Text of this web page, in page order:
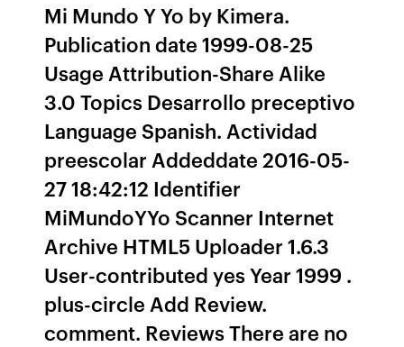
Mi Mundo Y Yo by Kimera.
Publication date 1999-08-25
Usage Attribution-Share Alike
3.0 Topics Desarrollo preceptivo
Language Spanish. Actividad
preescolar Addeddate 2016-05-
27 18:42:12 Identifier
MiMundoYYo Scanner Internet
Archive HTML5 Uploader 1.6.3
User-contributed yes Year 1999 .
plus-circle Add Review.
comment. Reviews There are no